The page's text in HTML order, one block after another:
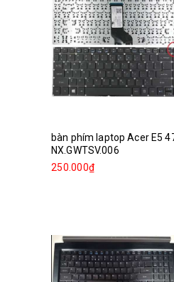
bàn phím laptop Acer E5
NX.GWTSV.006
250.000₫